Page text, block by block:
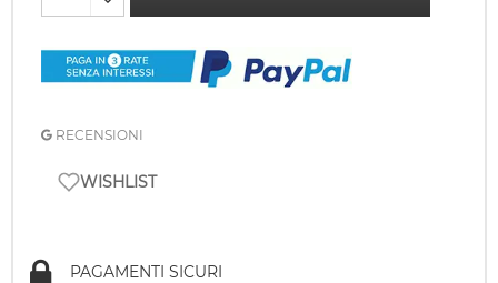
RECENSIONI
WISHLIST
PAGAMENTI SICURI